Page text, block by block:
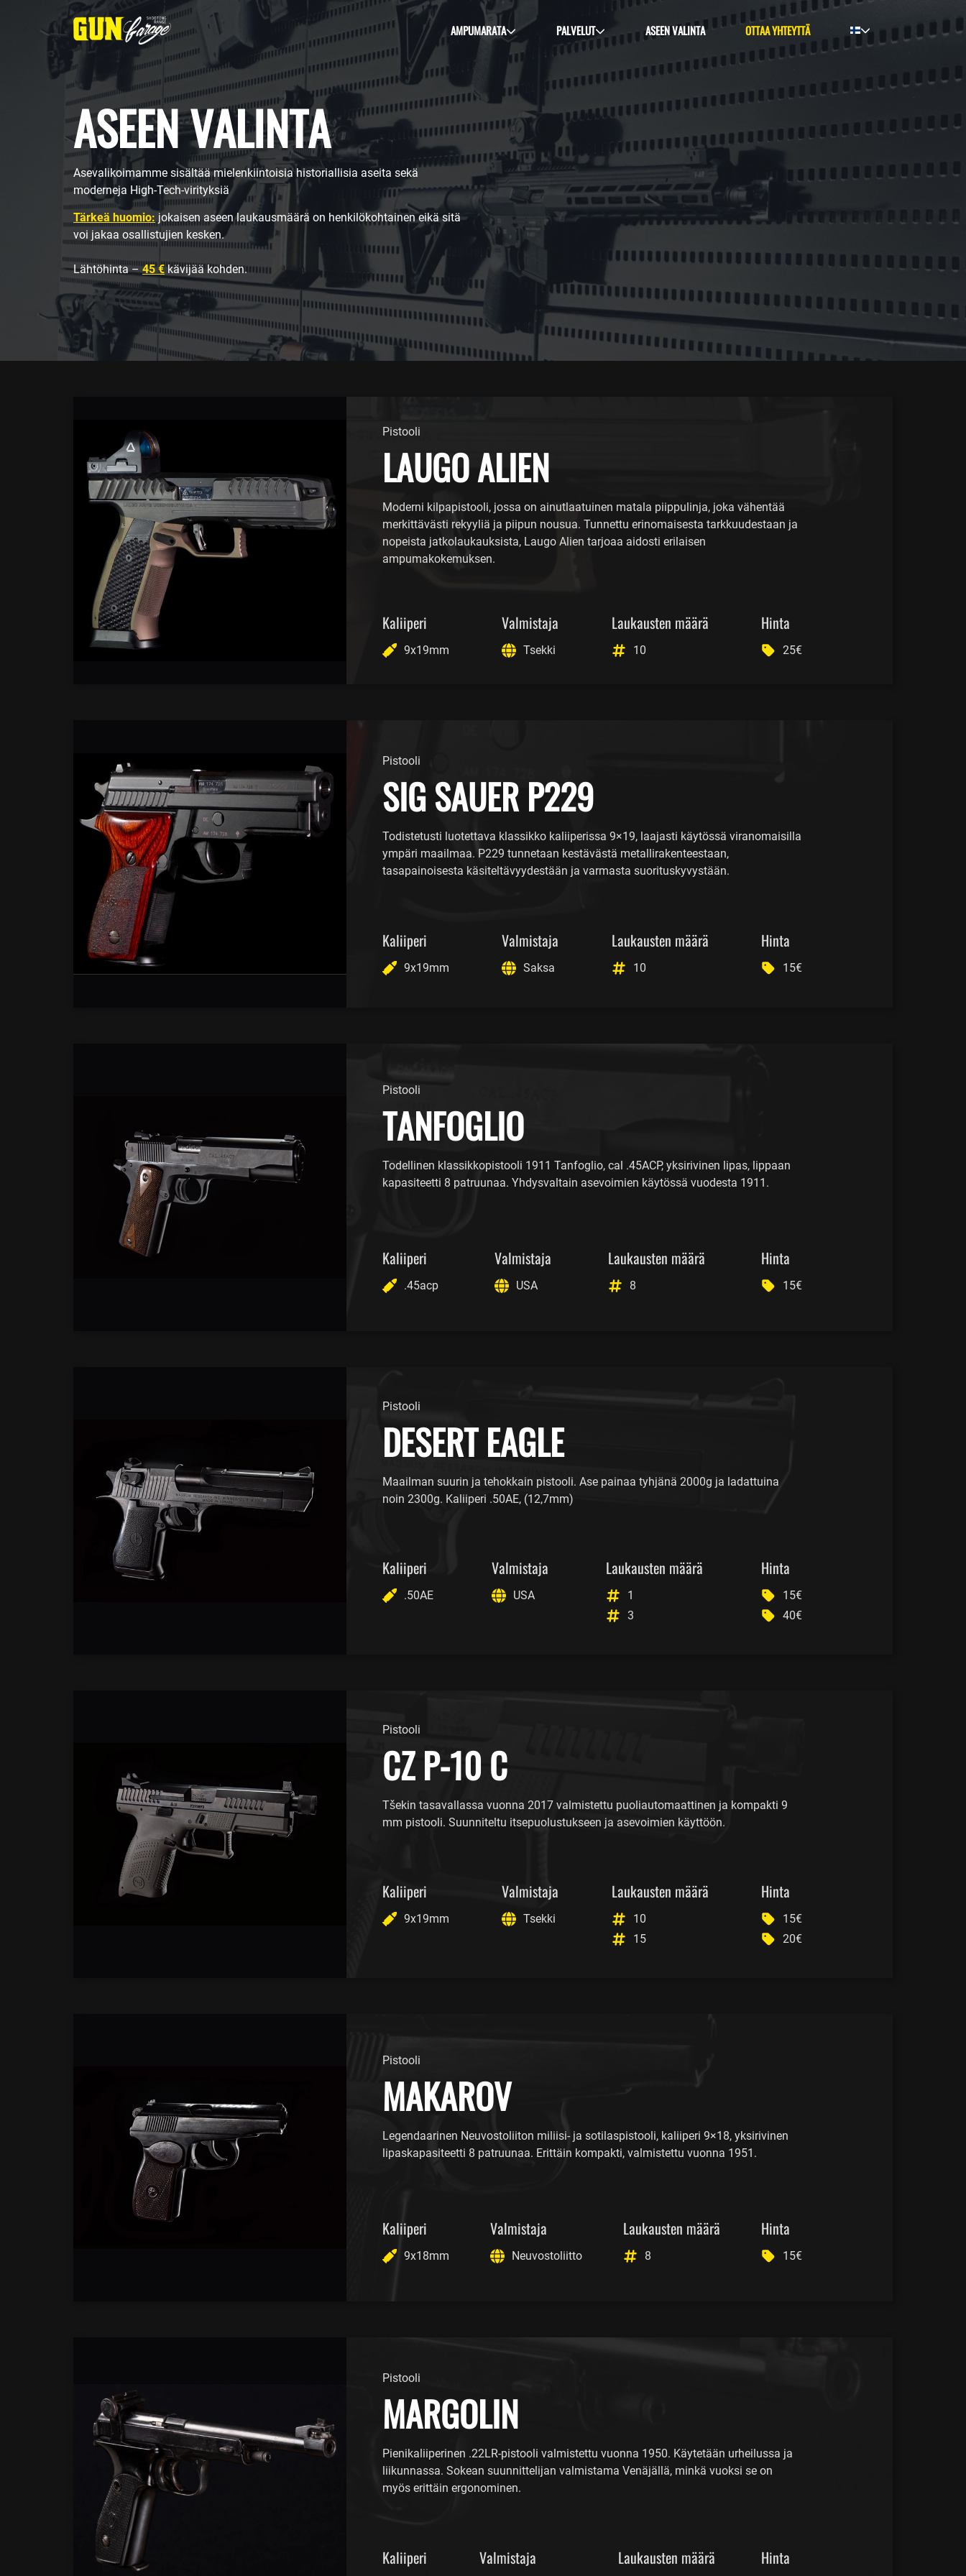
AMPUMARATA PALVELUT ASEEN VALINTA OTTAA YHTEYTTÄ
ASEEN VALINTA
Asevalikoimamme sisältää mielenkiintoisia historiallisia aseita sekä
moderneja High-Tech-virityksiä
Tärkeä huomio: jokaisen aseen laukausmäärä on henkilökohtainen eikä sitä
voi jakaa osallistujien kesken.
Lähtöhinta –45 €kävijää kohden.
Pistooli
LAUGO ALIEN
Moderni kilpapistooli, jossa on ainutlaatuinen matala piippulinja, joka vähentää
merkittävästi rekyyliä ja piipun nousua. Tunnettu erinomaisesta tarkkuudestaan ja
nopeista jatkolaukauksista, Laugo Alien tarjoaa aidosti erilaisen
ampumakokemuksen.
Kaliiperi
9x19mm
Valmistaja
Tsekki
Laukausten määrä
10
Hinta
25€
Pistooli
SIG SAUER P229
Todistetusti luotettava klassikko kaliiperissa 9×19, laajasti käytössä viranomaisilla
ympäri maailmaa. P229 tunnetaan kestävästä metallirakenteestaan,
tasapainoisesta käsiteltävyydestään ja varmasta suorituskyvystään.
Kaliiperi
9x19mm
Valmistaja
Saksa
Laukausten määrä
10
Hinta
15€
Pistooli
TANFOGLIO
Todellinen klassikkopistooli 1911 Tanfoglio, cal .45ACP, yksirivinen lipas, lippaan
kapasiteetti 8 patruunaa. Yhdysvaltain asevoimien käytössä vuodesta 1911.
Kaliiperi
.45acp
Valmistaja
USA
Laukausten määrä
8
Hinta
15€
Pistooli
DESERT EAGLE
Maailman suurin ja tehokkain pistooli. Ase painaa tyhjänä 2000g ja ladattuina
noin 2300g. Kaliiperi .50AE, (12,7mm)
Kaliiperi
.50AE
Valmistaja
USA
Laukausten määrä
1
3
Hinta
15€
40€
Pistooli
CZ P-10 C
Tšekin tasavallassa vuonna 2017 valmistettu puoliautomaattinen ja kompakti 9
mm pistooli. Suunniteltu itsepuolustukseen ja asevoimien käyttöön.
Kaliiperi
9x19mm
Valmistaja
Tsekki
Laukausten määrä
10
15
Hinta
15€
20€
Pistooli
MAKAROV
Legendaarinen Neuvostoliiton miliisi- ja sotilaspistooli, kaliiperi 9×18, yksirivinen
lipaskapasiteetti 8 patruunaa. Erittäin kompakti, valmistettu vuonna 1951.
Kaliiperi
9x18mm
Valmistaja
Neuvostoliitto
Laukausten määrä
8
Hinta
15€
Pistooli
MARGOLIN
Pienikaliiperinen .22LR-pistooli valmistettu vuonna 1950. Käytetään urheilussa ja
liikunnassa. Sokean suunnittelijan valmistama Venäjällä, minkä vuoksi se on
myös erittäin ergonominen.
Kaliiperi Valmistaja Laukausten määrä Hinta